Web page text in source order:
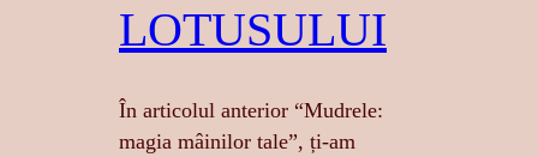
LOTUSULUI
În articolul anterior “Mudrele:
magia mâinilor tale”, ți-am